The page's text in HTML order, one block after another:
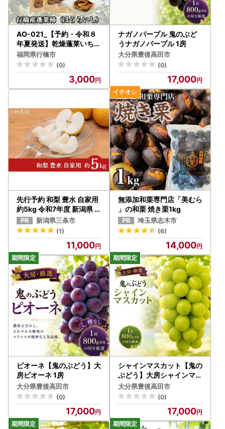
AO-021_【予約・令和８
年夏発送】乾燥蓬莱いちじ
く60ｇ（20g×3袋）
福岡県行橋市
(0)
3,000
ナガノパープル 鬼のぶど
うナガノパープル 1房
大分県豊後高田市
(0)
17,000
先行予約 和梨 豊水 自家用
約5kg 令和7年度 新潟県
三条市産 梨 [小林農園]【0
10P072】
新潟県三条市
(1)
11,000
無添加和栗専門店「美むら
」の和栗 焼き栗1kg
埼玉県志木市
(6)
14,000
ピオーネ【鬼のぶどう】大
房ピオーネ 1房
大分県豊後高田市
(0)
17,000
シャインマスカット【鬼の
ぶどう】大房シャインマス
カット1房
大分県豊後高田市
(0)
17,000